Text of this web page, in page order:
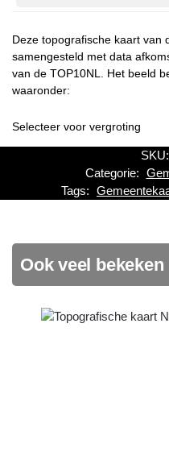
Deze topografische kaart van
samengesteld met data
van de TOP10NL. Het beeld
waaronder:
Selecteer voor vergroting
SKU:
Categorie:
Tags:
Ook veel bekeken